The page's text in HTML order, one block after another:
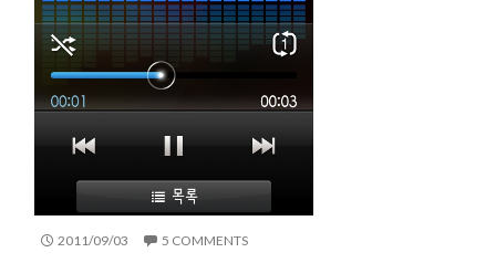
2011/09/03 5 COMMENTS